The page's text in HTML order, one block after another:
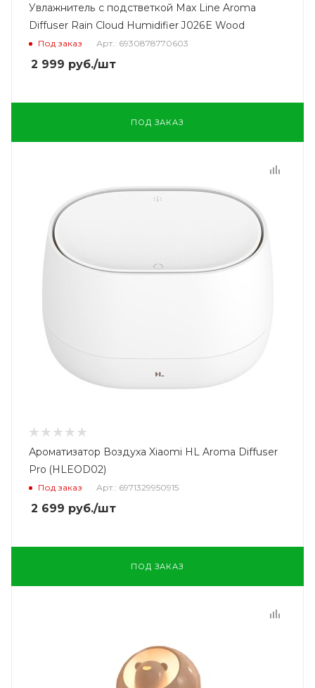
Увлажнитель с подстветкой Max Line Aroma
Diffuser Rain Cloud Humidifier J026E Wood
Под заказ Арт.: 6930878770603
2 999 руб./шт
ПОД ЗАКАЗ
Ароматизатор Воздуха Xiaomi HL Aroma Diffuser
Pro (HLEOD02)
Под заказ Арт.: 6971329950915
2 699 руб./шт
ПОД ЗАКАЗ